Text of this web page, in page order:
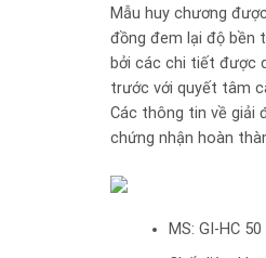
Mẫu huy chương
đồng đem lại độ bền
bởi các chi tiết được
trước với quyết tâm
Các thông tin về giải
chứng nhận hoàn
MS: GI-HC 50